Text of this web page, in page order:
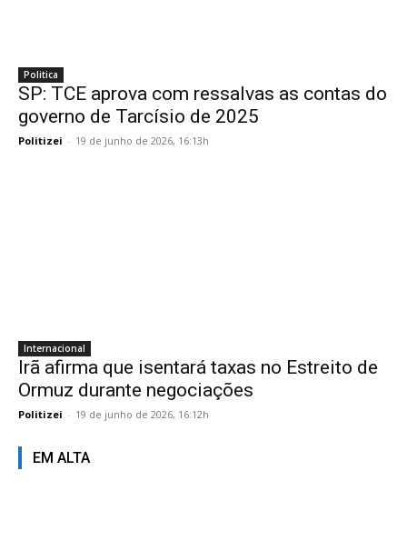
Politica
SP: TCE aprova com ressalvas as contas do
governo de Tarcísio de 2025
Politizei - 19 de junho de 2026, 16:13h
Internacional
Irã afirma que isentará taxas no Estreito de
Ormuz durante negociações
Politizei - 19 de junho de 2026, 16:12h
EM ALTA